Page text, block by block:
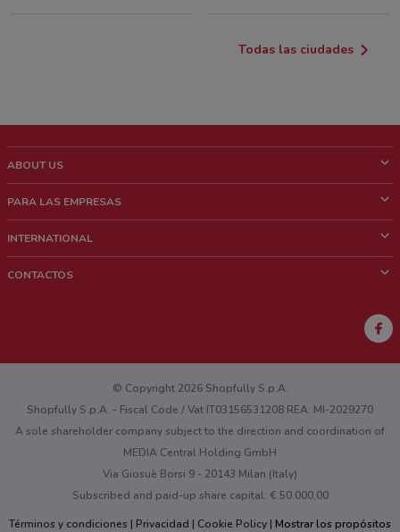
Todas las ciudades
ABOUT US
¿Quiénes Somos?
Trabaja con nosotros
PARA LAS EMPRESAS
Contacto comercial
INTERNATIONAL
CONTACTOS
¿Encontraste un problema en la web o en la aplicación?
© Copyright 2026 Shopfully S.p.A.
Shopfully S.p.A. - Fiscal Code / Vat IT03156531208 REA: MI-2029270
A sole shareholder company subject to the direction and coordination of
MEDIA Central Holding GmbH
Via Giosuè Borsi 9 - 20143 Milan (Italy)
Subscribed and paid-up share capital: € 50.000,00
Términos y condiciones
Privacidad Cookie Policy Mostrar los propósitos